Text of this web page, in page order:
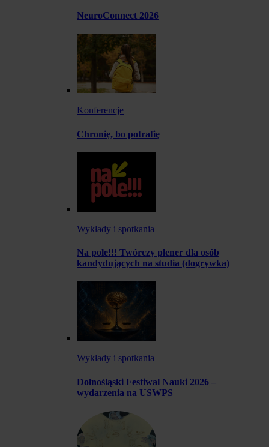
NeuroConnect 2026
Konferencje
Chronię, bo potrafię
Wykłady i spotkania
Na pole!!! Twórczy plener dla osób
kandydujących na studia (dogrywka)
Wykłady i spotkania
Dolnośląski Festiwal Nauki 2026 –
wydarzenia na USWPS